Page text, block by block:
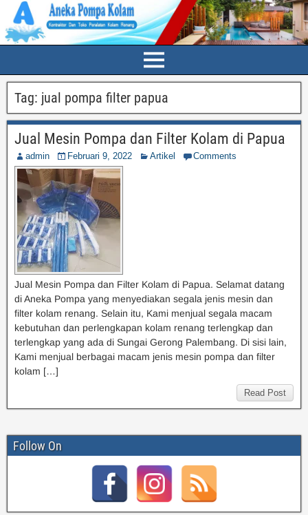
Tag: jual pompa filter papua
Jual Mesin Pompa dan Filter Kolam di Papua
admin Februari 9, 2022 Artikel Comments
Jual Mesin Pompa dan Filter Kolam di Papua. Selamat datang
di Aneka Pompa yang menyediakan segala jenis mesin dan
filter kolam renang. Selain itu, Kami menjual segala macam
kebutuhan dan perlengkapan kolam renang terlengkap dan
terlengkap yang ada di Sungai Gerong Palembang. Di sisi lain,
Kami menjual berbagai macam jenis mesin pompa dan filter
kolam […]
Read Post
Follow On